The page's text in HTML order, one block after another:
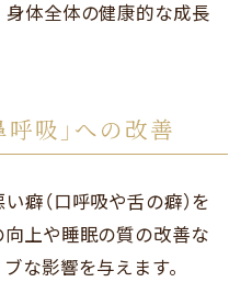
体全体の健康的な成長
呼吸」への改善
癖（口呼吸や舌の癖）を
上や睡眠の質の改善な
な影響を与えます。